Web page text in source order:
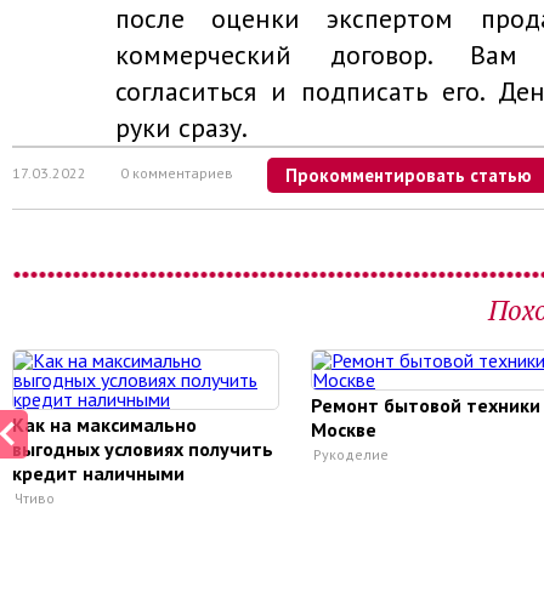
после оценки экспертом
коммерческий договор. Вам
согласиться и подписать его.
руки сразу.
17.03.2022 0 комментариев Прокомментировать статью
Как на максимально
выгодных условиях получить
кредит наличными
Чтиво
Ремонт бытовой техники
Москве
Рукоделие